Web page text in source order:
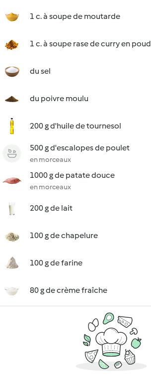
1 c. à soupe de moutarde
1 c. à soupe rase de curry en
du sel
du poivre moulu
200 g d'huile de tournesol
500 g d'escalopes de poulet
en morceaux
1000 g de patate douce
en morceaux
200 g de lait
100 g de chapelure
100 g de farine
80 g de crème fraîche